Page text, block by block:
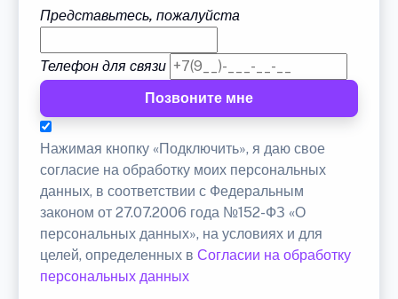
Представьтесь, пожалуйста
Телефон для связи
Позвоните мне
Нажимая кнопку «Подключить», я даю свое
согласие на обработку моих персональных
данных, в соответствии с Федеральным
законом от 27.07.2006 года №152-ФЗ «О
персональных данных», на условиях и для
целей, определенных в Согласии на обработку
персональных данных